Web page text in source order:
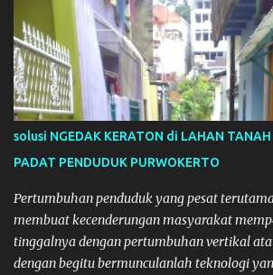
m
e
n
t
a
r
solusi NGEDAK KERATON di LAHAN TANAH
PADAT PENDUDUK PURWOKERTO
Pertumbuhan penduduk yang pesat
membuat kecenderungan masyarakat
tinggalnya dengan pertumbuhan vertikal
dengan begitu bermunculanlah teknologi